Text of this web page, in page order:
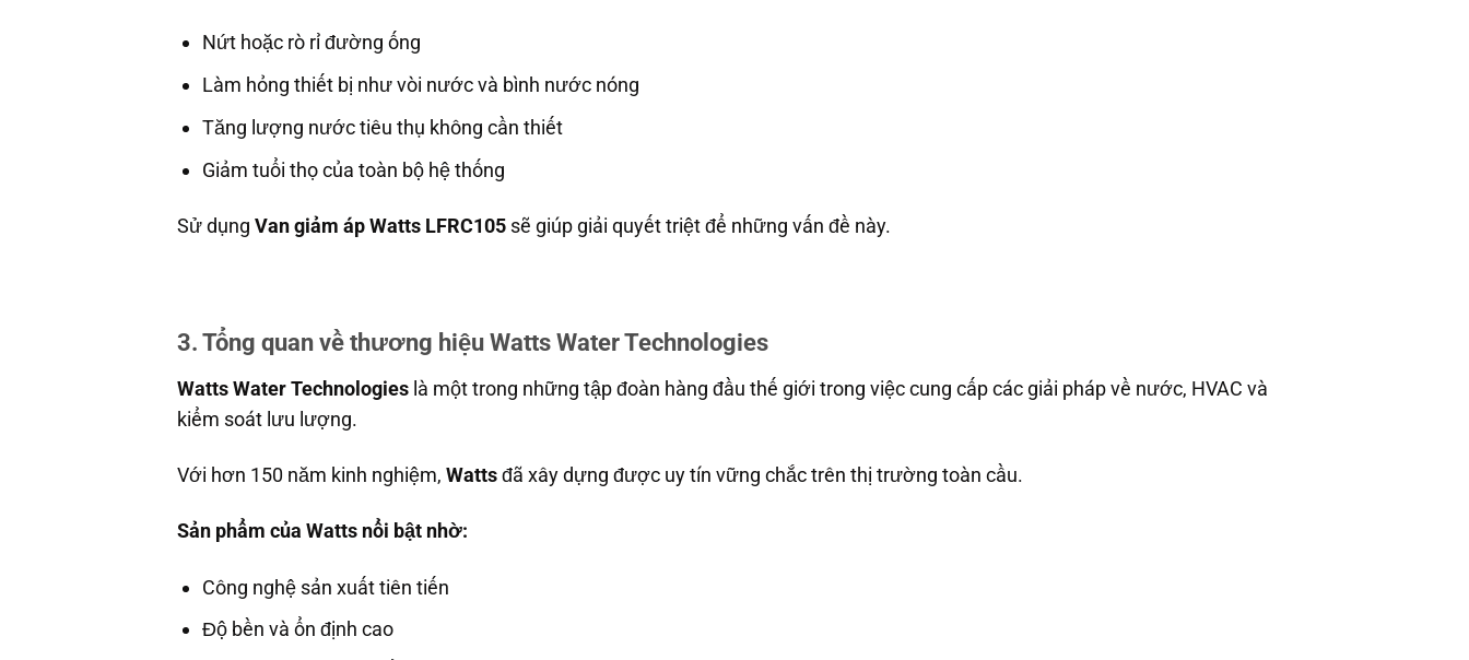
Nứt hoặc rò rỉ đường ống
Làm hỏng thiết bị như vòi nước và bình nước nóng
Tăng lượng nước tiêu thụ không cần thiết
Giảm tuổi thọ của toàn bộ hệ thống
Sử dụng Van giảm áp Watts LFRC105 sẽ giúp giải quyết triệt để những vấn đề này.
3. Tổng quan về thương hiệu Watts Water Technologies
Watts Water Technologies là một trong những tập đoàn hàng đầu thế giới trong việc cung cấp các giải pháp về nước, HVAC và
kiểm soát lưu lượng.
Với hơn 150 năm kinh nghiệm, Wattsđã xây dựng được uy tín vững chắc trên thị trường toàn cầu.
Sản phẩm của Watts nổi bật nhờ:
Công nghệ sản xuất tiên tiến
Độ bền và ổn định cao